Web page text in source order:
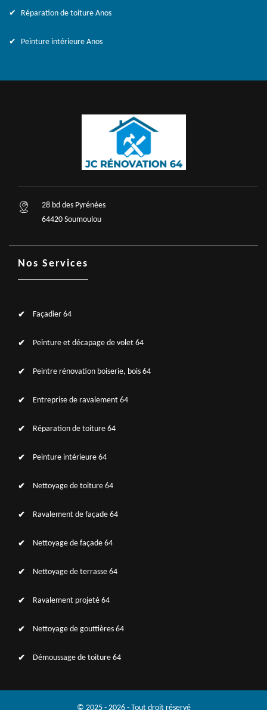
Réparation de toiture Anos
Peinture intérieure Anos
28 bd des Pyrénées
64420 Soumoulou
Nos Services
Façadier 64
Peinture et décapage de volet 64
Peintre rénovation boiserie, bois 64
Entreprise de ravalement 64
Réparation de toiture 64
Peinture intérieure 64
Nettoyage de toiture 64
Ravalement de façade 64
Nettoyage de façade 64
Nettoyage de terrasse 64
Ravalement projeté 64
Nettoyage de gouttières 64
Démoussage de toiture 64
© 2025 - 2026 - Tout droit réservé